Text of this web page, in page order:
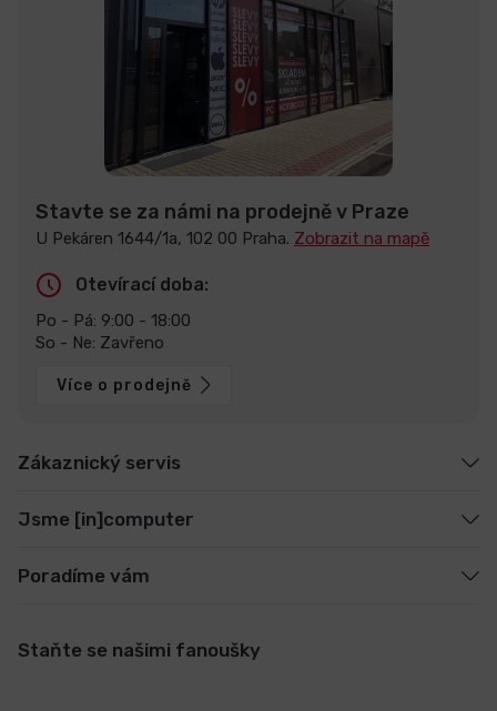
Stavte se za námi na prodejně v Praze
U Pekáren 1644/1a, 102 00 Praha. Zobrazit na mapě
Otevírací doba:
Po - Pá: 9:00 - 18:00
So - Ne: Zavřeno
Více o prodejně
Zákaznický servis
Jsme [in]computer
Poradíme vám
Staňte se našimi fanoušky